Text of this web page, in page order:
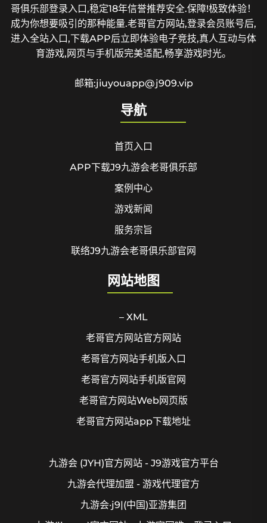
哥俱乐部登录入口,稳定18年信誉推荐安全.保障!极致体验！
成为你想要吸引的那种能量.老哥官方网站,登录会员账号后,
进入全站入口,下载APP后立即体验电子竞技,真人互动与体
育游戏,网页与手机版完美适配,畅享游戏时光。
邮箱:jiuyouapp@j909.vip
导航
首页入口
APP下载J9九游会老哥俱乐部
案例中心
游戏新闻
服务宗旨
联络J9九游会老哥俱乐部官网
网站地图
– XML
老哥官方网站官方网站
老哥官方网站手机版入口
老哥官方网站手机版官网
老哥官方网站Web网页版
老哥官方网站app下载地址
九游会 (JYH)官方网站 - J9游戏官方平台
九游会代理加盟 - 游戏代理官方
九游会·j9|(中国)亚游集团